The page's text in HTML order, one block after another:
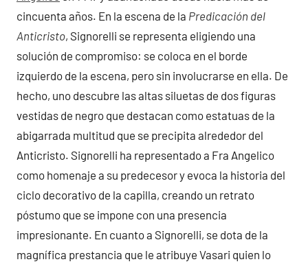
cincuenta años. En la escena de la Predicación del
Anticristo, Signorelli se representa eligiendo una
solución de compromiso: se coloca en el borde
izquierdo de la escena, pero sin involucrarse en ella. De
hecho, uno descubre las altas siluetas de dos figuras
vestidas de negro que destacan como estatuas de la
abigarrada multitud que se precipita alrededor del
Anticristo. Signorelli ha representado a Fra Angelico
como homenaje a su predecesor y evoca la historia del
ciclo decorativo de la capilla, creando un retrato
póstumo que se impone con una presencia
impresionante. En cuanto a Signorelli, se dota de la
magnífica prestancia que le atribuye Vasari quien lo